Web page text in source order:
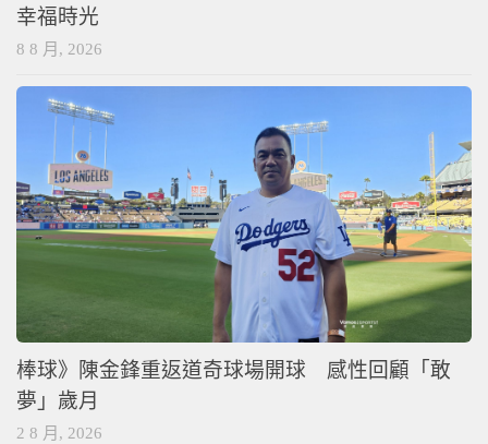
幸福時光
8 8 月, 2026
棒球》陳金鋒重返道奇球場開球 感性回顧「敢
夢」歲月
2 8 月, 2026